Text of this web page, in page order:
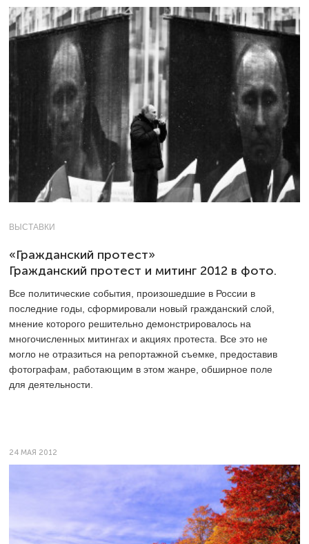
ВЫСТАВКИ
«Гражданский протест»
Гражданский протест и митинг 2012 в фото.
Все политические события, произошедшие в России в
последние годы, сформировали новый гражданский слой,
мнение которого решительно демонстрировалось на
многочисленных митингах и акциях протеста. Все это не
могло не отразиться на репортажной съемке, предоставив
фотографам, работающим в этом жанре, обширное поле
для деятельности.
24 МАЯ 2012